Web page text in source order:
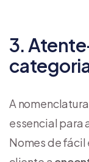
3.
A
essencial para
Nomes de fácil